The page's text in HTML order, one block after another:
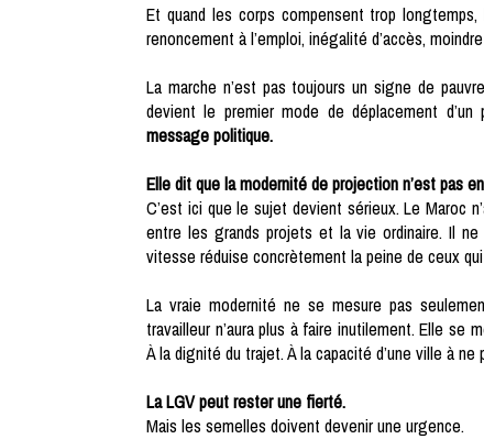
Et quand les corps compensent trop
renoncement à l’emploi, inégalité d’accès,
La marche n’est pas toujours un signe de
devient le premier mode de déplacement
message politique.
Elle dit que la modernité de projection n’est pas
C’est ici que le sujet devient sérieux. Le Maroc
entre les grands projets et la vie ordinaire. Il
vitesse réduise concrètement la peine de ceux
La vraie modernité ne se mesure pas
travailleur n’aura plus à faire inutilement. Elle se
À la dignité du trajet. À la capacité d’une ville à
La LGV peut rester une fierté.
Mais les semelles doivent devenir une urgence.